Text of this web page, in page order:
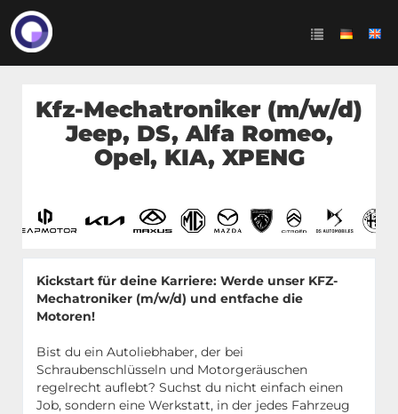
Kfz-Mechatroniker (m/w/d)
Jeep, DS, Alfa Romeo,
Opel, KIA, XPENG
Kickstart für deine Karriere: Werde unser KFZ-
Mechatroniker (m/w/d) und entfache die
Motoren!
Bist du ein Autoliebhaber, der bei
Schraubenschlüsseln und Motorgeräuschen
regelrecht auflebt? Suchst du nicht einfach einen
Job, sondern eine Werkstatt, in der jedes Fahrzeug